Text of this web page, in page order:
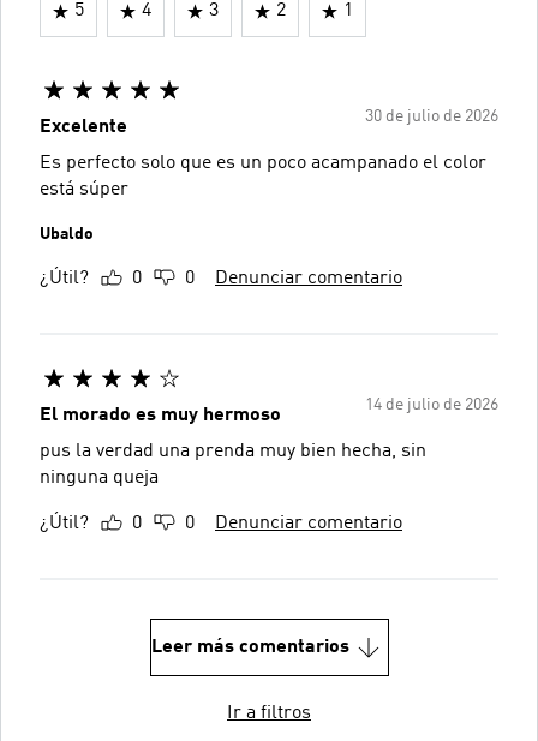
5 4 3 2 1
30 de julio de 2026
Excelente
Es perfecto solo que es un poco acampanado el color
está súper
Ubaldo
¿Útil? 0 0 Denunciar comentario
14 de julio de 2026
El morado es muy hermoso
pus la verdad una prenda muy bien hecha, sin
ninguna queja
¿Útil? 0 0 Denunciar comentario
Leer más comentarios
Ir a filtros